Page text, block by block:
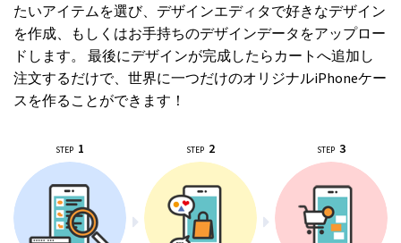
たいアイテムを選び、デザインエディタで好きなデザイン
を作成、もしくはお手持ちのデザインデータをアップロー
ドします。 最後にデザインが完成したらカートへ追加し
注文するだけで、世界に一つだけのオリジナルiPhoneケー
スを作ることができます！
STEP 1 STEP 2 STEP 3